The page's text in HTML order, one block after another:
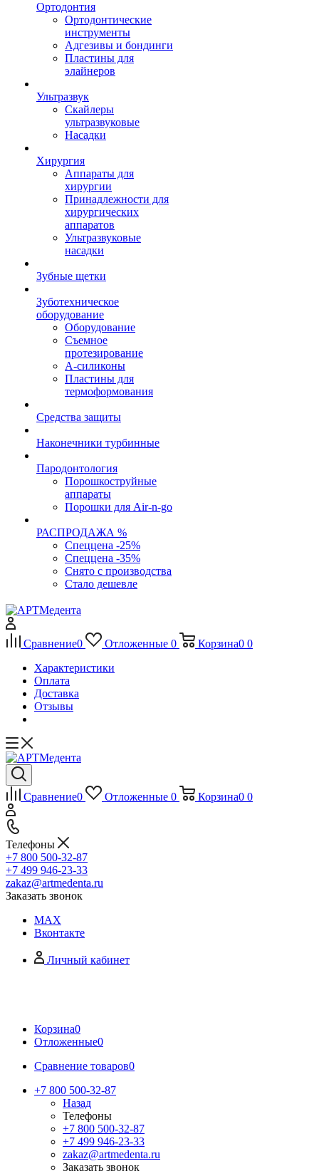
Ортодонтия
Ортодонтические
инструменты
Адгезивы и бондинги
Пластины для
элайнеров
Ультразвук
Скайлеры
ультразвуковые
Насадки
Хирургия
Аппараты для
хирургии
Принадлежности для
хирургических
аппаратов
Ультразвуковые
насадки
Зубные щетки
Зуботехническое
оборудование
Оборудование
Съемное
протезирование
А-силиконы
Пластины для
термоформования
Средства защиты
Наконечники турбинные
Пародонтология
Порошкоструйные
аппараты
Порошки для Air-n-go
РАСПРОДАЖА %
Спеццена -25%
Спеццена -35%
Снято с производства
Стало дешевле
Сравнение0 Отложенные 0 Корзина0 0
Характеристики
Оплата
Доставка
Отзывы
Сравнение0 Отложенные 0 Корзина0 0
Телефоны
+7 800 500-32-87
+7 499 946-23-33
zakaz@artmedenta.ru
Заказать звонок
MAX
Вконтакте
Личный кабинет
Корзина0
Отложенные0
Сравнение товаров0
+7 800 500-32-87
Назад
Телефоны
+7 800 500-32-87
+7 499 946-23-33
zakaz@artmedenta.ru
Заказать звонок